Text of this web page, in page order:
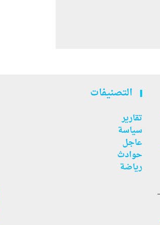
التصنيفات
تقارير
سياسة
عاجل
حوادث
رياضة